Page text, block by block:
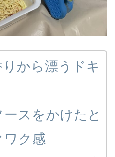
から漂うドキ
スをかけたと
ワク感